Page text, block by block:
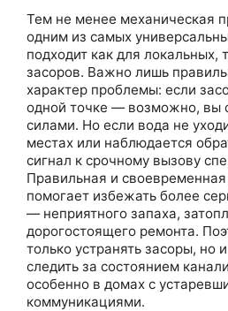
Тем не менее механическая
одним из самых
подходит как для локальных,
засоров. Важно лишь
характер проблемы: если
одной точке — возможно, вы
силами. Но если вода не
местах или наблюдается
сигнал к срочному вызову
Правильная и
помогает избежать более
— неприятного запаха,
дорогостоящего ремонта.
только устранять засоры, но
следить за состоянием
особенно в домах с
коммуникациями.